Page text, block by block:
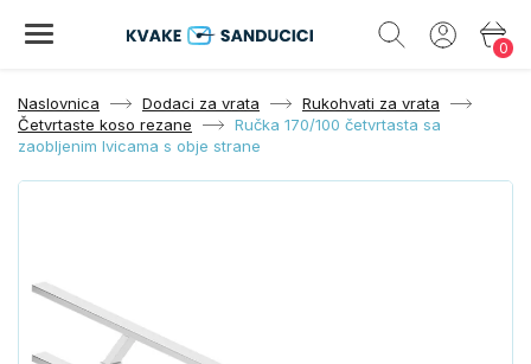
0
Naslovnica Dodaci za vrata
Rukohvati za vrata
Četvrtaste koso rezane
Ručka 170/100 četvrtasta sa
zaobljenim Ivicama s obje strane